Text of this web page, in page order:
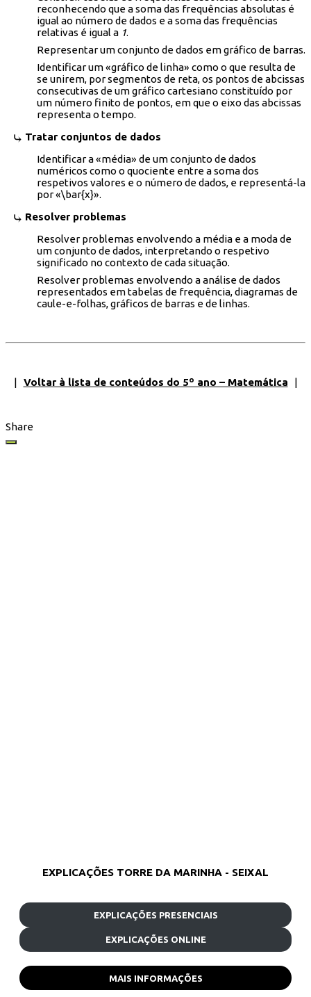
reconhecendo que a soma das frequências absolutas é
igual ao número de dados e a soma das frequências
relativas é igual a 1.
Representar um conjunto de dados em gráfico de barras.
Identificar um «gráfico de linha» como o que resulta de
se unirem, por segmentos de reta, os pontos de abcissas
consecutivas de um gráfico cartesiano constituído por
um número finito de pontos, em que o eixo das abcissas
representa o tempo.
Tratar conjuntos de dados
Identificar a «média» de um conjunto de dados
numéricos como o quociente entre a soma dos
respetivos valores e o número de dados, e representá-la
por «\bar{x}».
Resolver problemas
Resolver problemas envolvendo a média e a moda de
um conjunto de dados, interpretando o respetivo
significado no contexto de cada situação.
Resolver problemas envolvendo a análise de dados
representados em tabelas de frequência, diagramas de
caule-e-folhas, gráficos de barras e de linhas.
| Voltar à lista de conteúdos do 5º ano – Matemática |
Share
EXPLICAÇÕES TORRE DA MARINHA - SEIXAL
EXPLICAÇÕES PRESENCIAIS
EXPLICAÇÕES ONLINE
MAIS INFORMAÇÕES